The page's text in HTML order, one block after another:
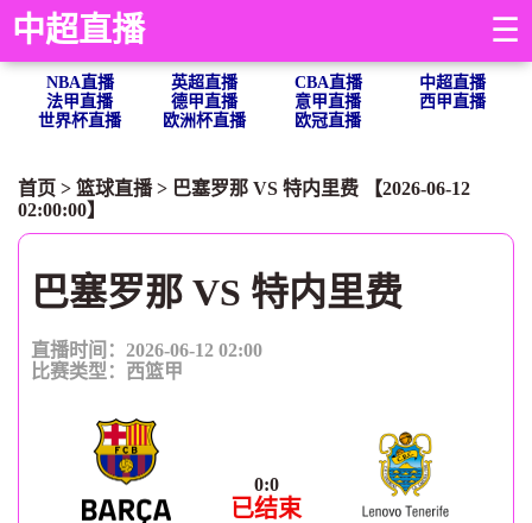
中超直播 ☰
NBA直播 英超直播 CBA直播
中超直播
法甲直播
德甲直播 意甲直播
西甲直播
世界杯直播
欧洲杯直播 欧冠直播
首页 > 篮球直播> 巴塞罗那 VS 特内里费 【2026-06-12
02:00:00】
巴塞罗那 VS 特内里费
直播时间：2026-06-12 02:00
比赛类型：
西篮甲
0:0
已结束